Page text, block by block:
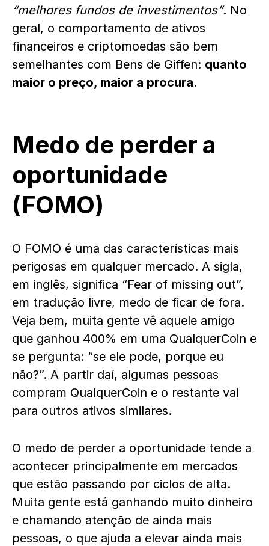
“melhores fundos de investimentos”. No
geral, o comportamento de ativos
financeiros e criptomoedas são bem
semelhantes com Bens de Giffen: quanto
maior o preço, maior a procura.
Medo de perder a
oportunidade
(FOMO)
O FOMO é uma das características mais
perigosas em qualquer mercado. A sigla,
em inglês, significa “Fear of missing out”,
em tradução livre, medo de ficar de fora.
Veja bem, muita gente vê aquele amigo
que ganhou 400% em uma QualquerCoin e
se pergunta: “se ele pode, porque eu
não?”. A partir daí, algumas pessoas
compram QualquerCoin e o restante vai
para outros ativos similares.
O medo de perder a oportunidade tende a
acontecer principalmente em mercados
que estão passando por ciclos de alta.
Muita gente está ganhando muito dinheiro
e chamando atenção de ainda mais
pessoas, o que ajuda a elevar ainda mais